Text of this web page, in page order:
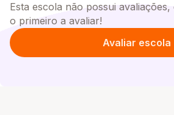
Esta escola não possui avaliações,
o primeiro a avaliar!
Avaliar escola